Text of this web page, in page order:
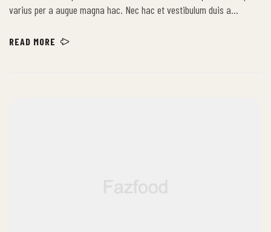
varius per a augue magna hac. Nec hac et vestibulum duis a
himenaeos nunc torquent euismod adipiscing adipiscing dui gravida
READ MORE